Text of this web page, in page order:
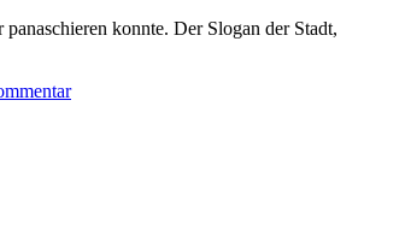
konnte. Der Slogan der Stadt,